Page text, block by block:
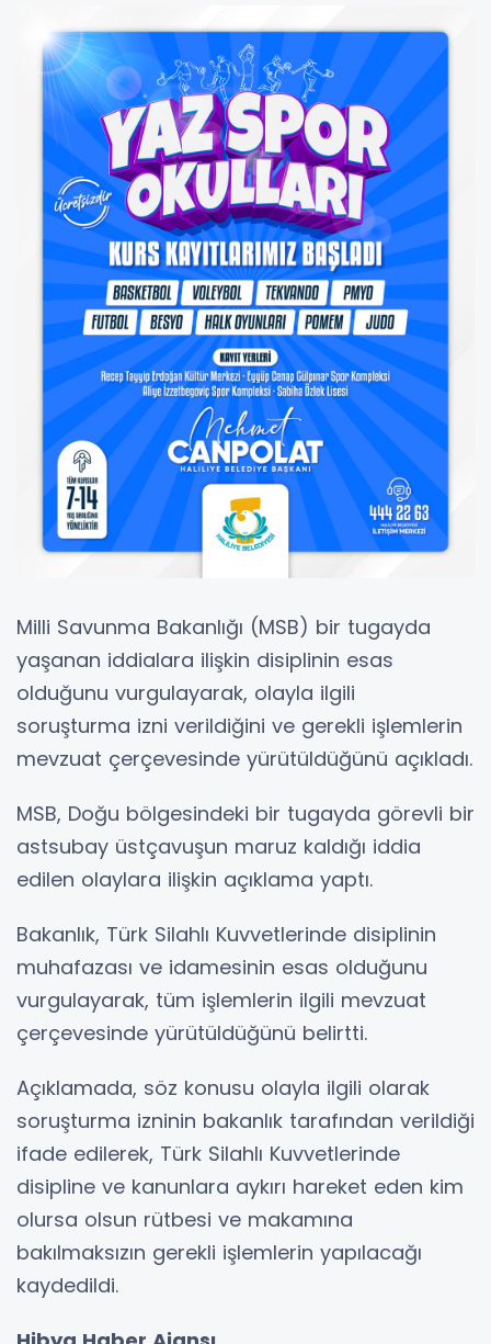
Milli Savunma Bakanlığı (MSB) bir tugayda
yaşanan iddialara ilişkin disiplinin esas
olduğunu vurgulayarak, olayla ilgili
soruşturma izni verildiğini ve gerekli işlemlerin
mevzuat çerçevesinde yürütüldüğünü açıkladı.
MSB, Doğu bölgesindeki bir tugayda görevli bir
astsubay üstçavuşun maruz kaldığı iddia
edilen olaylara ilişkin açıklama yaptı.
Bakanlık, Türk Silahlı Kuvvetlerinde disiplinin
muhafazası ve idamesinin esas olduğunu
vurgulayarak, tüm işlemlerin ilgili mevzuat
çerçevesinde yürütüldüğünü belirtti.
Açıklamada, söz konusu olayla ilgili olarak
soruşturma izninin bakanlık tarafından verildiği
ifade edilerek, Türk Silahlı Kuvvetlerinde
disipline ve kanunlara aykırı hareket eden kim
olursa olsun rütbesi ve makamına
bakılmaksızın gerekli işlemlerin yapılacağı
kaydedildi.